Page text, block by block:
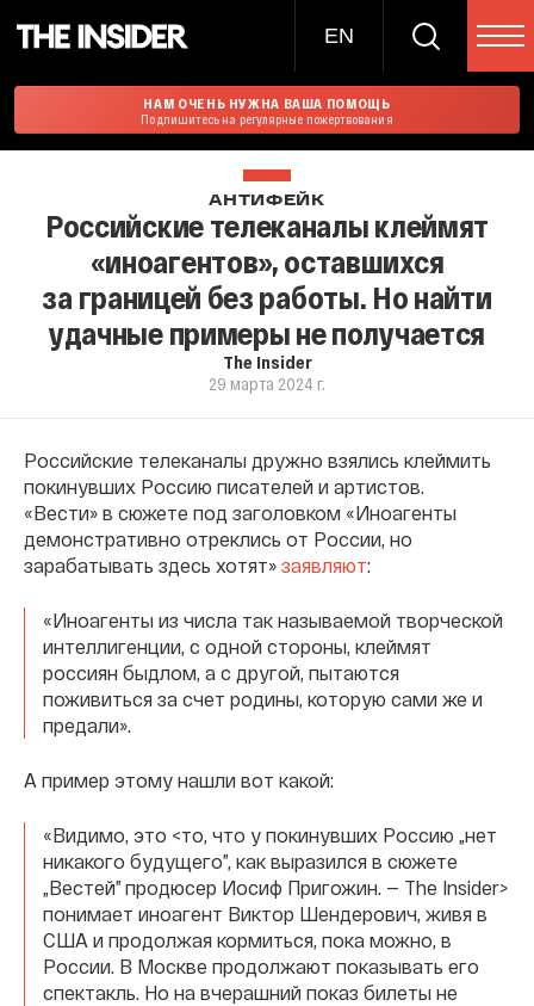
EN
НАМ ОЧЕНЬ НУЖНА ВАША ПОМОЩЬ
Подпишитесь на регулярные пожертвования
АНТИФЕЙК
Российские телеканалы клеймят
«иноагентов», оставшихся
за границей без работы. Но найти
удачные примеры не получается
The Insider
29 марта 2024 г.
Российские телеканалы дружно взялись клеймить
покинувших Россию писателей и артистов.
«Вести» в сюжете под заголовком «Иноагенты
демонстративно отреклись от России, но
зарабатывать здесь хотят» заявляют:
«Иноагенты из числа так называемой творческой
интеллигенции, с одной стороны, клеймят
россиян быдлом, а с другой, пытаются
поживиться за счет родины, которую сами же и
предали».
А пример этому нашли вот какой:
«Видимо, это <то, что у покинувших Россию „нет
никакого будущего”, как выразился в сюжете
„Вестей” продюсер Иосиф Пригожин. — The Insider>
понимает иноагент Виктор Шендерович, живя в
США и продолжая кормиться, пока можно, в
России. В Москве продолжают показывать его
спектакль. Но на вчерашний показ билеты не